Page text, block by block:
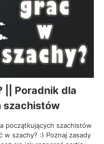
|| Poradnik dla
szachistów
początkujących szachistów
w szachy? :) Poznaj zasady